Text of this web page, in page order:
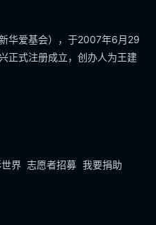
华爱基会），于2007年6月29
正式注册成立，创办人为王建
界 志愿者招募 我要捐助